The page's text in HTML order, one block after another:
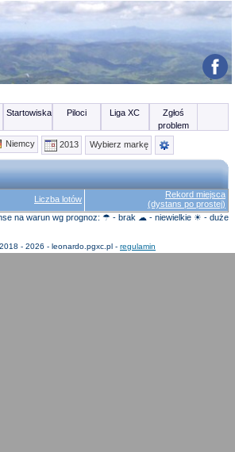
Startowiska Piloci Liga XC
Zgłoś
problem
Niemcy
2013 Wybierz markę
Liczba lotów
Rekord miejsca
(dystans po prostej)
na warun wg prognoz: ☂ - brak ☁ - niewielkie ☀ - duże
- 2026 - leonardo.pgxc.pl - regulamin